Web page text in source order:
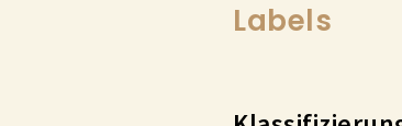
Labels